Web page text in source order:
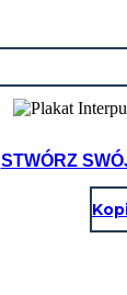
STWÓRZ